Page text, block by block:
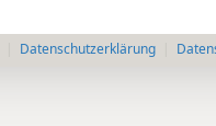
Datenschutzerklärung